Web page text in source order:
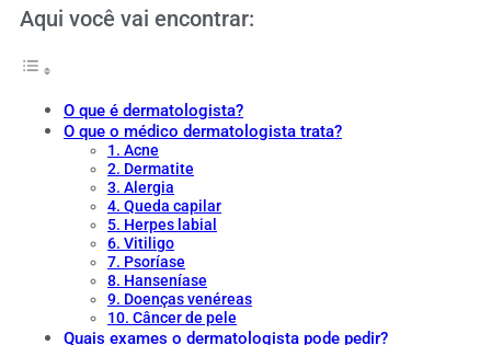
Aqui você vai encontrar:
O que é dermatologista?
O que o médico dermatologista trata?
1. Acne
2. Dermatite
3. Alergia
4. Queda capilar
5. Herpes labial
6. Vitiligo
7. Psoríase
8. Hanseníase
9. Doenças venéreas
10. Câncer de pele
Quais exames o dermatologista pode pedir?